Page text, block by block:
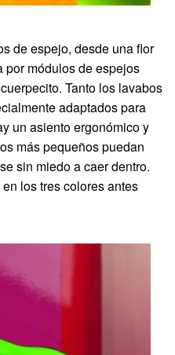
de espejo, desde una flor
por módulos de espejos
Tanto los lavabos
adaptados para
un asiento ergonómico y
más pequeños puedan
sin miedo a caer dentro.
los tres colores antes